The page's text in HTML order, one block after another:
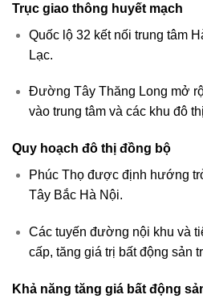
Trục giao thông huyết mạch
Quốc lộ 32 kết nối trung tâm
Lạc.
Đường Tây Thăng Long mở
vào trung tâm và các khu đô
Quy hoạch đô thị đồng bộ
Phúc Thọ được định hướng
Tây Bắc Hà Nội.
Các tuyến đường nội khu và
cấp, tăng giá trị bất động sản
Khả năng tăng giá bất động